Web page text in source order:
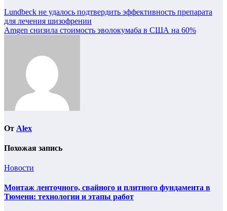
Навигация
по
Lundbeck не удалось подтвердить эффективность препарата
для лечения шизофрении
Amgen снизила стоимость эволокумаба в США на 60%
От Alex
Похожая запись
Новости
Монтаж ленточного, свайного и плитного фундамента в
Тюмени: технологии и этапы работ